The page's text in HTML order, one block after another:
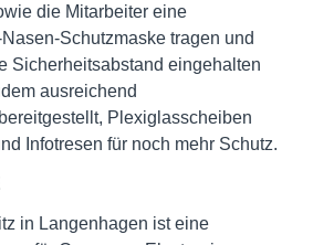
die Mitarbeiter eine
Schutzmaske tragen und
Sicherheitsabstand eingehalten
ausreichend
Plexiglasscheiben
Infotresen für noch mehr Schutz.
in Langenhagen ist eine